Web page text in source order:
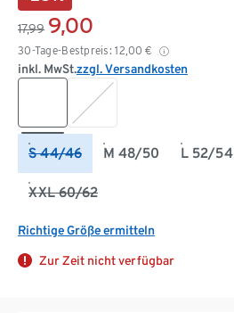
17,99 9,00
30-Tage-Bestpreis: 12,00 €
inkl. MwSt.zzgl. Versandkosten
S 44/46 M 48/50 L 52/54
XXL 60/62
Richtige Größe ermitteln
Zur Zeit nicht verfügbar